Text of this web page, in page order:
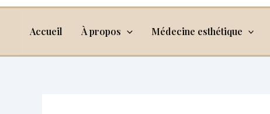
Accueil À propos Médecine esthétique